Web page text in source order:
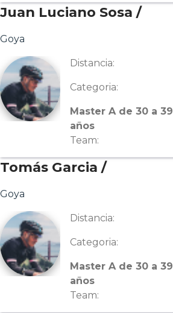
Juan Luciano Sosa /
Goya
Distancia:
Categoria:
Master A de 30 a 39
años
Team:
Tomás Garcia /
Goya
Distancia:
Categoria:
Master A de 30 a 39
años
Team: